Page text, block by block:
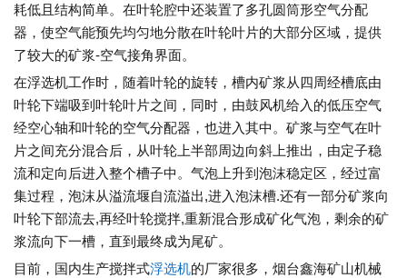
耗低且结构简单。在叶轮腔中还装置了多孔圆筒形空气分配
器，使空气能预先均匀地分散在叶轮叶片的大部分区域，提供
了较大的矿浆-空气接角界面。
在浮选机工作时，随着叶轮的旋转，槽内矿浆从四周经槽底由
叶轮下端吸到叶轮叶片之间，同时，由鼓风机给入的低压空气
经空心轴和叶轮的空气分配器，也进入其中。矿浆与空气在叶
片之间充分混合后，从叶轮上半部周边向斜上推出，由定子稳
流和定向后进入整个槽子中。气泡上升到泡沫稳定区，经过富
集过程，泡沫从溢流堰自流溢出,进入泡沫槽.还有一部分矿浆向
叶轮下部流去,再经叶轮搅拌,重新混合形成矿化气泡，剩余的矿
浆流向下一槽，直到最终成为尾矿。
目前，国内生产搅拌式浮选机的厂家很多，烟台鑫海矿山机械